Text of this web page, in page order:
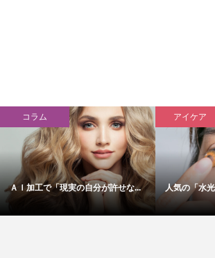
コラム
ＡＩ加工で「現実の自分が許せな...
アイケア
人気の「水